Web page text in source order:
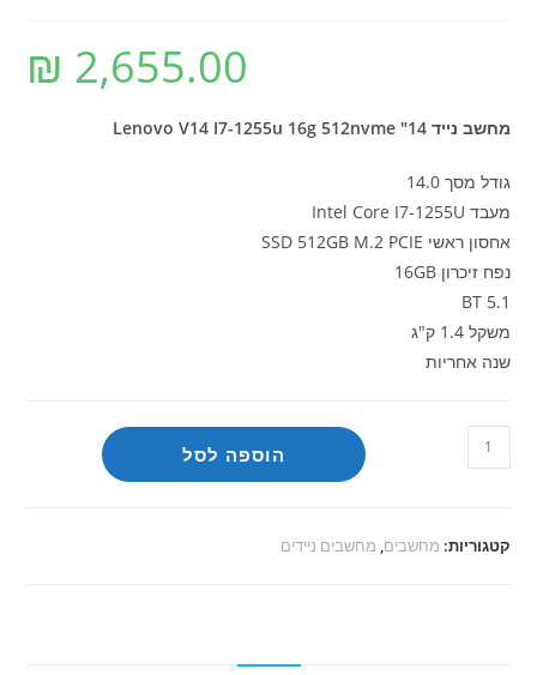
₪ 2,655.00
מחשב נייד Lenovo V14 I7-1255u 16g 512nvme "14
גודל מסך 14.0
מעבד Intel Core I7-1255U
אחסון ראשי SSD 512GB M.2 PCIE
נפח זיכרון 16GB
BT 5.1
משקל 1.4 ק"ג
שנה אחריות
כמות
של
Lenovo
הוספה לסל
קטגוריות: מחשבים, מחשבים ניידים